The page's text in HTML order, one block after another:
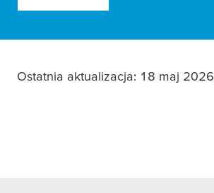
Ostatnia aktualizacja: 18 maj 2026